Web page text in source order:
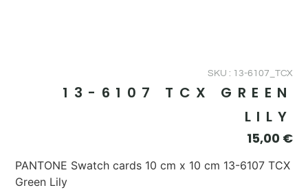
SKU : 13-6107_TCX
13-6107 TCX GREEN
LILY
15,00 €
PANTONE Swatch cards 10 cm x 10 cm 13-6107 TCX
Green Lily